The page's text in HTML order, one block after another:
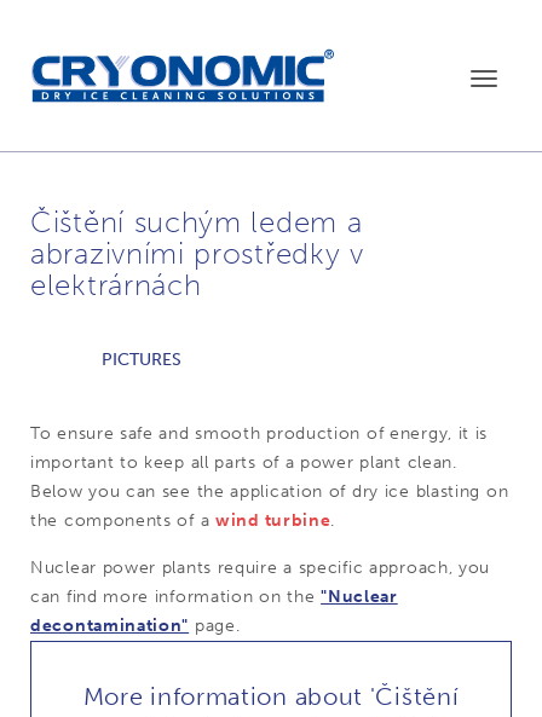
Toggle
Čištění suchým ledem a
abrazivními prostředky v
elektrárnách
PICTURES
To ensure safe and smooth production of energy, it is
important to keep all parts of a power plant clean.
Below you can see the application of dry ice blasting on
the components of a wind turbine.
Nuclear power plants require a specific approach, you
can find more information on the"Nuclear
decontamination" page.
More information about 'Čištění